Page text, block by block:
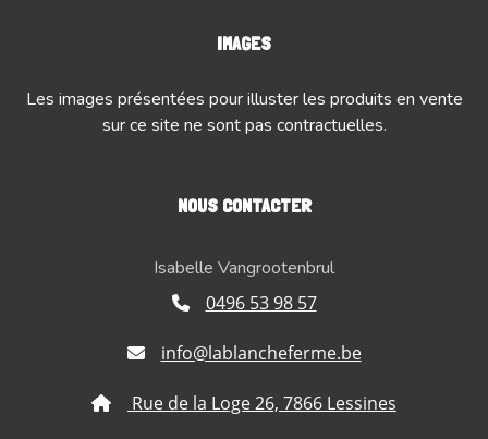
IMAGES
Les images présentées pour illuster les produits en vente
sur ce site ne sont pas contractuelles.
NOUS CONTACTER
Isabelle Vangrootenbrul
0496 53 98 57
info@lablancheferme.be
Rue de la Loge 26, 7866 Lessines